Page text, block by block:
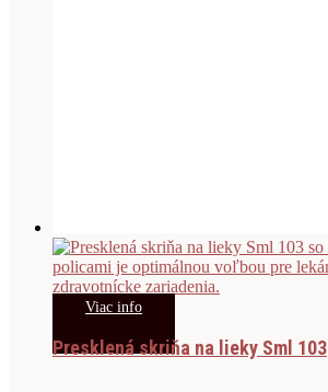
Viac info
Presklená skriňa na lieky Sml 103